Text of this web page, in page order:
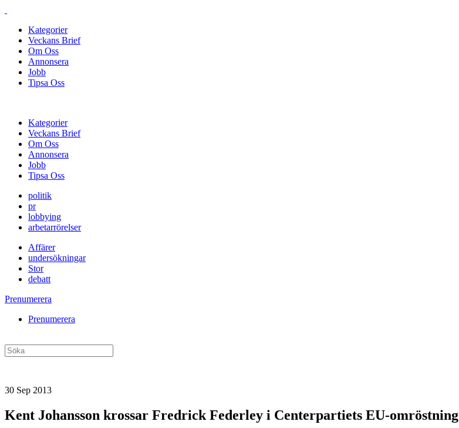
Kategorier
Veckans Brief
Om Oss
Annonsera
Jobb
Tipsa Oss
Kategorier
Veckans Brief
Om Oss
Annonsera
Jobb
Tipsa Oss
politik
pr
lobbying
arbetarrörelser
Affärer
undersökningar
Stor
debatt
Prenumerera
Prenumerera
30 Sep 2013
Kent Johansson krossar Fredrick Federley i Centerpartiets EU-omröstning